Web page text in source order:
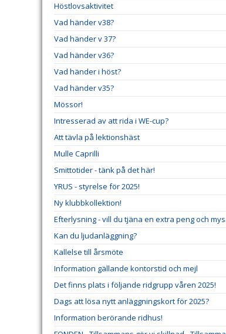
Höstlovsaktivitet
Vad händer v38?
Vad händer v 37?
Vad händer v36?
Vad händer i höst?
Vad händer v35?
Mössor!
Intresserad av att rida i WE-cup?
Att tävla på lektionshäst
Mulle Caprilli
Smittotider - tänk på det här!
YRUS - styrelse för 2025!
Ny klubbkollektion!
Efterlysning - vill du tjäna en extra peng och
Kan du ljudanläggning?
Kallelse till årsmöte
Information gällande kontorstid och mejl
Det finns plats i följande ridgrupp våren 2025!
Dags att lösa nytt anläggningskort för 2025?
Information berörande ridhus!